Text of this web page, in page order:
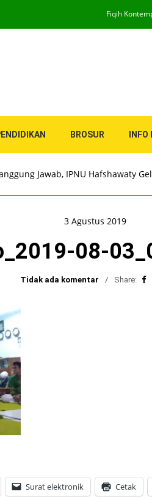
Fiqih
BROSUR
Jawab, IPNU Hafshawaty
3 Agustus 2019
08-
Tidak ada komentar Share:
Surat elektronik Cetak